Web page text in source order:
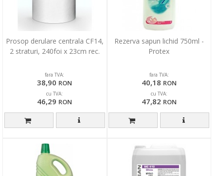
Prosop derulare centrala CF14,
2 straturi, 240foi x 23cm rec.
fara TVA:
38,90 RON
cu TVA:
46,29 RON
Rezerva sapun lichid 750ml -
Protex
fara TVA:
40,18 RON
cu TVA:
47,82 RON